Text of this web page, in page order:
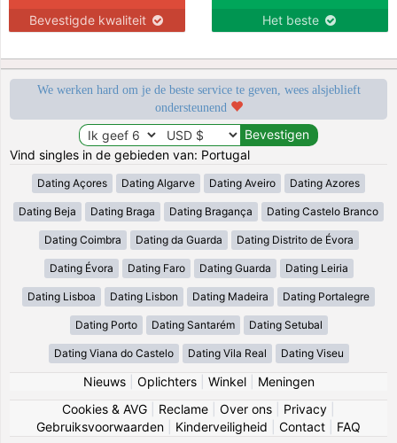
Bevestigde kwaliteit Het beste
We werken hard om je de beste service te geven, wees alsjeblieft
ondersteunend
Vind singles in de gebieden van: Portugal
Dating Açores Dating Algarve Dating Aveiro Dating Azores
Dating Beja Dating Braga Dating Bragança Dating Castelo Branco
Dating Coimbra Dating da Guarda Dating Distrito de Évora
Dating Évora Dating Faro Dating Guarda Dating Leiria
Dating Lisboa Dating Lisbon Dating Madeira Dating Portalegre
Dating Porto Dating Santarém Dating Setubal
Dating Viana do Castelo Dating Vila Real Dating Viseu
Nieuws| Oplichters| Winkel| Meningen
Cookies & AVG
Reclame Over ons Privacy
Gebruiksvoorwaarden
Kinderveiligheid Contact FAQ